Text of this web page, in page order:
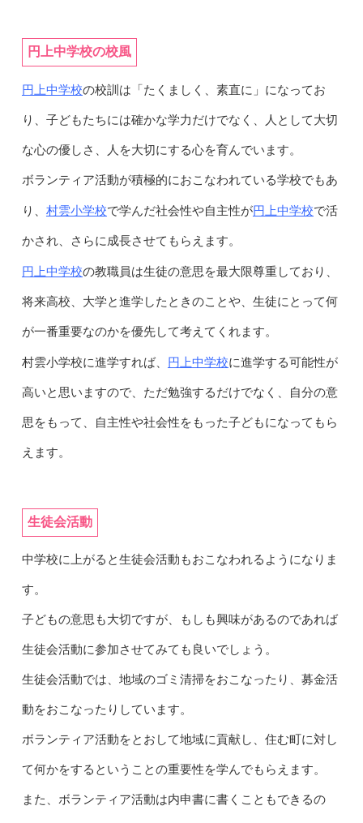
円上中学校の校風
円上中学校の校訓は「たくましく、素直に」になってお
り、子どもたちには確かな学力だけでなく、人として大切
な心の優しさ、人を大切にする心を育んでいます。
ボランティア活動が積極的におこなわれている学校でもあ
り、 村雲小学校で学んだ社会性や自主性が円上中学校で活
かされ、さらに成長させてもらえます。
円上中学校の教職員は生徒の意思を最大限尊重しており、
将来高校、大学と進学したときのことや、生徒にとって何
が一番重要なのかを優先して考えてくれます。
村雲小学校に進学すれば、 円上中学校に進学する可能性が
高いと思いますので、ただ勉強するだけでなく、自分の意
思をもって、自主性や社会性をもった子どもになってもら
えます。
生徒会活動
中学校に上がると生徒会活動もおこなわれるようになりま
す。
子どもの意思も大切ですが、もしも興味があるのであれば
生徒会活動に参加させてみても良いでしょう。
生徒会活動では、地域のゴミ清掃をおこなったり、募金活
動をおこなったりしています。
ボランティア活動をとおして地域に貢献し、住む町に対し
て何かをするということの重要性を学んでもらえます。
また、ボランティア活動は内申書に書くこともできるの